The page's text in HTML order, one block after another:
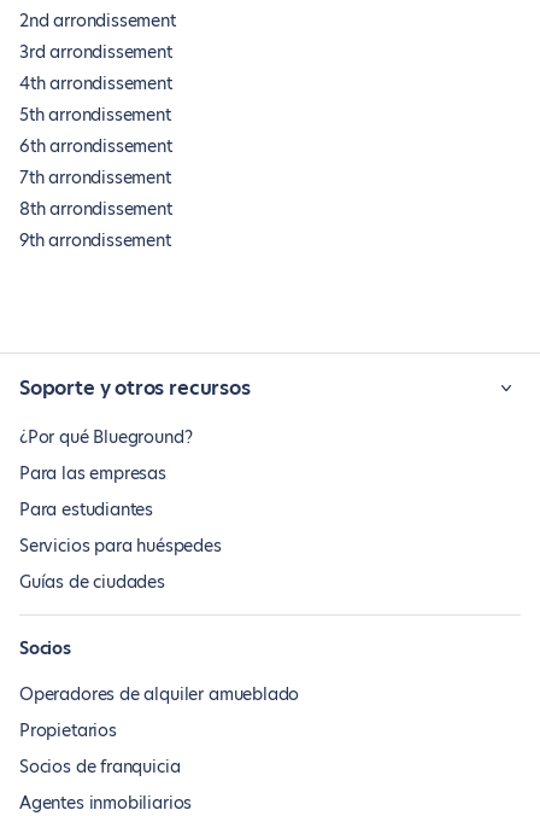
2nd arrondissement
3rd arrondissement
4th arrondissement
5th arrondissement
6th arrondissement
7th arrondissement
8th arrondissement
9th arrondissement
Soporte y otros recursos
¿Por qué Blueground?
Para las empresas
Para estudiantes
Servicios para huéspedes
Guías de ciudades
Socios
Operadores de alquiler amueblado
Propietarios
Socios de franquicia
Agentes inmobiliarios